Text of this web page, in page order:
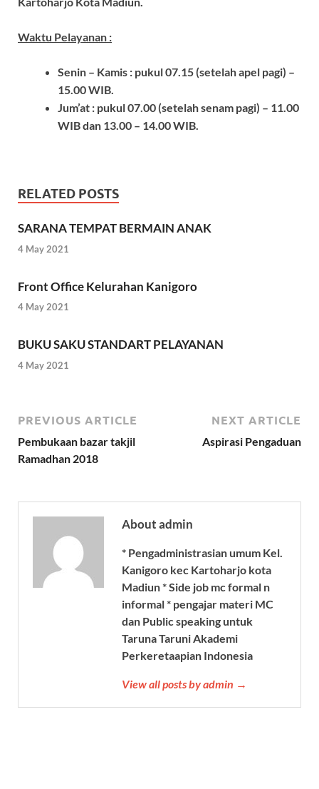
Waktu Pelayanan :
Senin – Kamis : pukul 07.15 (setelah apel pagi) –
15.00 WIB.
Jum’at : pukul 07.00 (setelah senam pagi) – 11.00
WIB dan 13.00 – 14.00 WIB.
RELATED POSTS
SARANA TEMPAT BERMAIN ANAK
4 May 2021
Front Office Kelurahan Kanigoro
4 May 2021
BUKU SAKU STANDART PELAYANAN
4 May 2021
PREVIOUS ARTICLE
Pembukaan bazar takjil
Ramadhan 2018
NEXT ARTICLE
Aspirasi Pengaduan
About admin
* Pengadministrasian umum Kel.
Kanigoro kec Kartoharjo kota
Madiun * Side job mc formal n
informal * pengajar materi MC
dan Public speaking untuk
Taruna Taruni Akademi
Perkeretaapian Indonesia
View all posts by admin →